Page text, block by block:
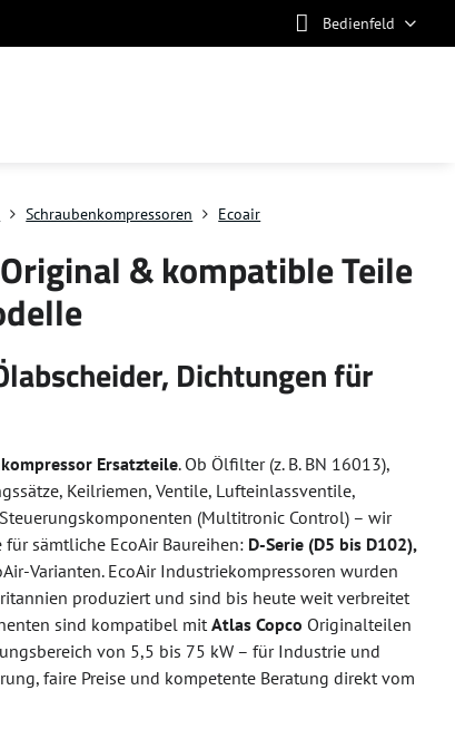
Bedienfeld
Schraubenkompressoren Ecoair
& kompatible Teile
Dichtungen für
Ersatzteile. Ob Ölfilter (z. B. BN 16013),
Keilriemen, Ventile, Lufteinlassventile,
(Multitronic Control) – wir
sämtliche EcoAir Baureihen: D-Serie (D5 bis D102),
Varianten. EcoAir Industriekompressoren wurden
produziert und sind bis heute weit verbreitet
sind kompatibel mitAtlas Copco Originalteilen
von 5,5 bis 75 kW – für Industrie und
faire Preise und kompetente Beratung direkt vom